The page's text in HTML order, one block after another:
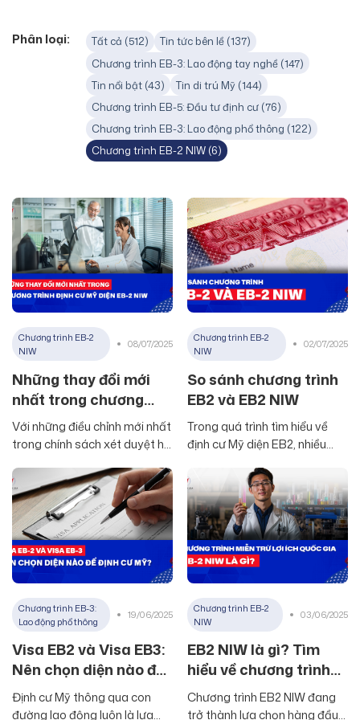
Phân loại: Tất cả (512)
Tin tức bên lề (137)
Chương trình EB-3: Lao động tay nghề (147)
Tin nổi bật (43)
Tin di trú Mỹ (144)
Chương trình EB-5: Đầu tư định cư (76)
Chương trình EB-3: Lao động phổ thông (122)
Chương trình EB-2 NIW (6)
Chương trình EB-2
NIW
08/07/2025
Những thay đổi mới
nhất trong chương
trình định cư Mỹ diện
EB2 NIW
Với những điều chỉnh mới nhất
trong chính sách xét duyệt hồ
NIW vào tháng 1/2025, USCIS
đã đưa ra những tiêu chuẩn
nghiêm ngặt hơn cho chương
trình định cư Mỹ này. Những
thay đổi này không chỉ tác
động đến hồ sơ mới mà còn
ảnh hưởng trực
Chương trình EB-2
NIW
02/07/2025
So sánh chương trình
EB2 và EB2 NIW
Trong quá trình tìm hiểu về
định cư Mỹ diện EB2, nhiều
giữa việc lựa chọn EB2 truyền
thống hay EB2 NIW. Hai
chương trình này đều thuộc
danh mục Visa EB2 nhưng có
những điểm khác biệt quan
trọng về điều kiện, thủ tục và
thời gian xử lý.
Chương trình EB-3:
Lao động phổ thông
19/06/2025
Visa EB2 và Visa EB3:
Nên chọn diện nào để
định cư Mỹ?
Định cư Mỹ thông qua con
đường lao động luôn là lựa
Chương trình EB-2
NIW
03/06/2025
EB2 NIW là gì? Tìm
hiểu về chương trình
miễn trừ lợi ích quốc
gia
Chương trình EB2 NIW đang
trở thành lựa chọn hàng đầu